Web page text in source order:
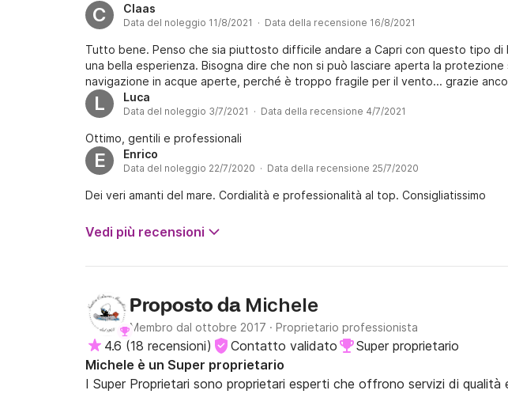
C Claas
Data del noleggio 11/8/2021 · Data della recensione 16/8/2021
Tutto bene. Penso che sia piuttosto difficile andare a Capri con questo tipo di
una bella esperienza. Bisogna dire che non si può lasciare aperta la protezione
navigazione in acque aperte, perché è troppo fragile per il vento... grazie
L Luca
Data del noleggio 3/7/2021 · Data della recensione 4/7/2021
Ottimo, gentili e professionali
E Enrico
Data del noleggio 22/7/2020 · Data della recensione 25/7/2020
Dei veri amanti del mare. Cordialità e professionalità al top. Consigliatissimo
Vedi più recensioni
Proposto da Michele
Membro dal ottobre 2017 · Proprietario professionista
4.6 (18 recensioni) Contatto validato
Super proprietario
Michele è un Super proprietario
I Super Proprietari sono proprietari esperti che offrono servizi di qualità